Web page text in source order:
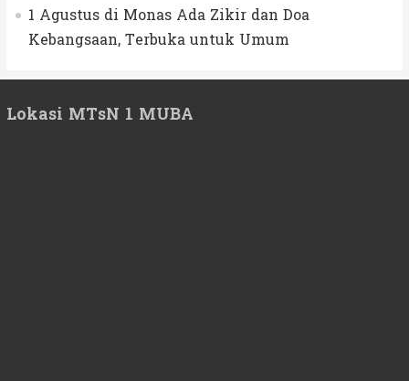
1 Agustus di Monas Ada Zikir dan Doa
Kebangsaan, Terbuka untuk Umum
Lokasi MTsN 1 MUBA